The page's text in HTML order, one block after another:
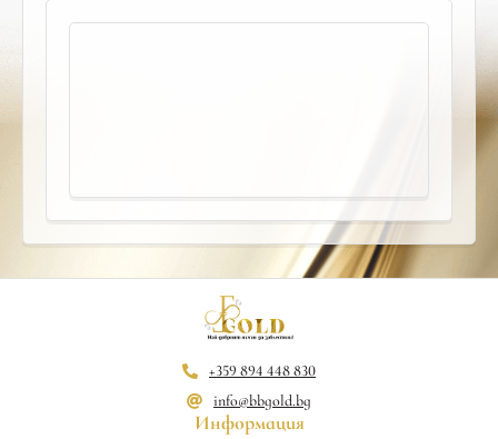
+359 894 448 830
info@bbgold.bg
Информация